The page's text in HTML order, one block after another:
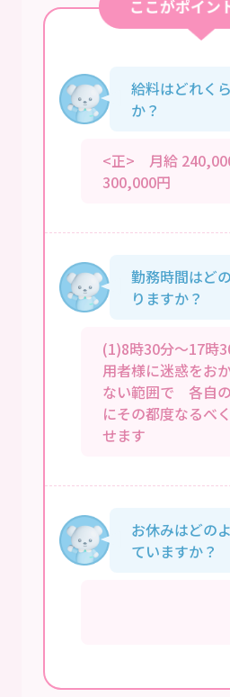
給料はどれく
か？
<正> 月給
300,000円
勤務時間はど
りますか？
(1)8時30分～17時
用者様に迷惑をお
ない範囲で 各自
にその都度なるべ
せます
お休みはどの
ていますか？